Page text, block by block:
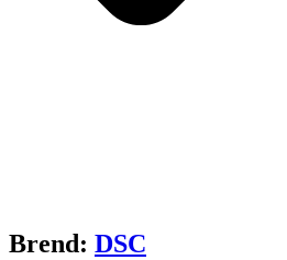
Brend: DSC